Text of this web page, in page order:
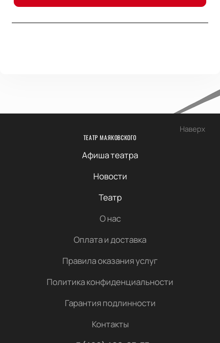
Наверх
ТЕАТР МАЯКОВСКОГО
Афиша театра
Новости
Театр
О нас
Оплата и доставка
Правила оказания услуг
Политика конфиденциальности
Гарантия подлинности
Контакты